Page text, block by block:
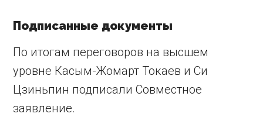
Подписанные документы
По итогам переговоров на высшем
уровне Касым-Жомарт Токаев и Си
Цзиньпин подписали Совместное
заявление.